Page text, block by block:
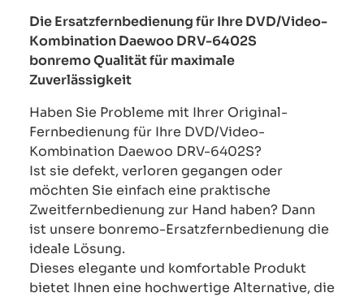
Die Ersatzfernbedienung für Ihre DVD/Video-
Kombination Daewoo DRV-6402S
bonremo Qualität für maximale
Zuverlässigkeit
Haben Sie Probleme mit Ihrer Original-
Fernbedienung für Ihre DVD/Video-
Kombination Daewoo DRV-6402S?
Ist sie defekt, verloren gegangen oder
möchten Sie einfach eine praktische
Zweitfernbedienung zur Hand haben? Dann
ist unsere bonremo-Ersatzfernbedienung die
ideale Lösung.
Dieses elegante und komfortable Produkt
bietet Ihnen eine hochwertige Alternative, die